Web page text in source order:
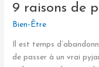
9 raisons de
Bien-Être
Il est temps
de passer à un vrai
de
porter
vrai
pyjama